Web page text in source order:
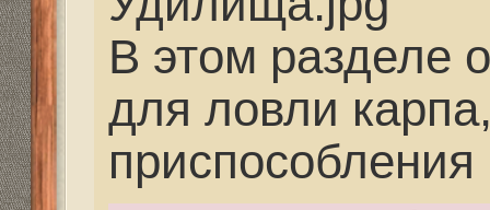
Для того, чтобы
зарегистрируйтесь.
Последний раз
2013, 10:22, всего